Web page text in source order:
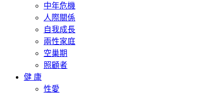
中年危機
人際關係
自我成長
兩性家庭
空巢期
照顧者
健 康
性愛